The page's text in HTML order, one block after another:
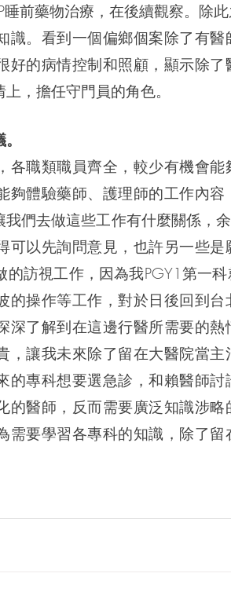
睡前藥物治療，在後續觀察。除
識。看到一個偏鄉個案除了有
好的病情控制和照顧，顯示除
，擔任守門員的角色。
各職類職員齊全，較少有機會
夠體驗藥師、護理師的工作內
們去做這些工作有什麼關係，
可以先詢問意見，也許另一些
訪視工作，因為我PGY1第一
的操作等工作，對於日後回到
深了解到在這邊行醫所需要的
，讓我未來除了留在大醫院當
的專科想要選急診，和賴醫師
的醫師，反而需要廣泛知識涉
需要學習各專科的知識，除了